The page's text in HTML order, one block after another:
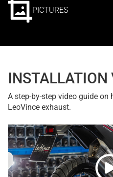
PICTURES
INSTALLATION
A step-by-step video guide
LeoVince exhaust.